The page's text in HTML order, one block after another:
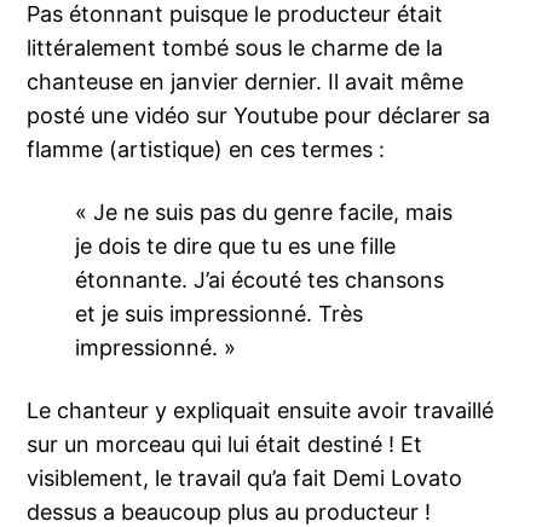
Pas étonnant puisque le producteur était
littéralement tombé sous le charme de la
chanteuse en janvier dernier. Il avait même
posté une vidéo sur Youtube pour déclarer sa
flamme (artistique) en ces termes :
« Je ne suis pas du genre facile, mais
je dois te dire que tu es une fille
étonnante. J’ai écouté tes chansons
et je suis impressionné. Très
impressionné. »
Le chanteur y expliquait ensuite avoir travaillé
sur un morceau qui lui était destiné ! Et
visiblement, le travail qu’a fait Demi Lovato
dessus a beaucoup plus au producteur !